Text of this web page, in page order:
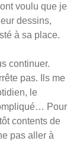
voulu que je
dessins,
à sa place.
continuer.
pas. Ils me
le
Pour
contents de
pas aller à